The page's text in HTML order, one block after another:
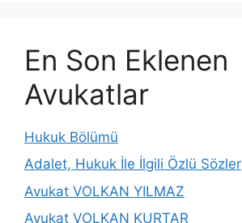
En Son Eklenen
Avukatlar
Hukuk Bölümü
Adalet, Hukuk İle İlgili Özlü Sözler
Avukat VOLKAN YILMAZ
Avukat VOLKAN KURTAR